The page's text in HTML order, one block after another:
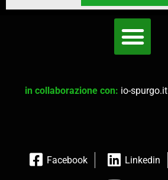
in collaborazione con: io-spurgo.it
Facebook Linkedin